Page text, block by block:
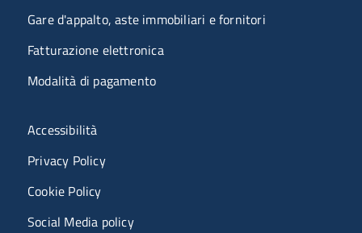
Gare d'appalto, aste immobiliari e fornitori
Fatturazione elettronica
Modalità di pagamento
Menù riferimenti
Accessibilità
Privacy Policy
Cookie Policy
Social Media policy